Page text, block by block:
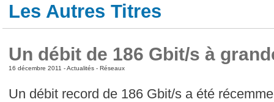
Les Autres Titres
Un débit de 186 Gbit/s à
16 décembre 2011 -Actualités- Réseaux
Un débit record de 186 Gbit/s a été